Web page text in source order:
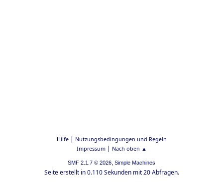
Hilfe| Nutzungsbedingungen und Regeln
Impressum| Nach oben ▲
SMF 2.1.7 © 2026, Simple Machines
Seite erstellt in 0.110 Sekunden mit 20 Abfragen.